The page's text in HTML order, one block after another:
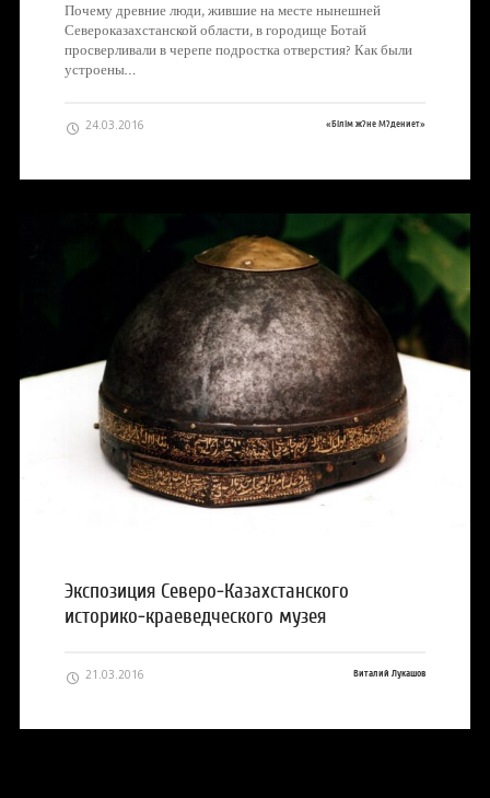
Почему древние люди, жившие на месте нынешней
Североказахстанской области, в городище Ботай
просверливали в черепе подростка отверстия? Как были
устроены…
24.03.2016 «Білім ж?не М?дениет»
Экспозиция Северо-Казахстанского
историко-краеведческого музея
21.03.2016 Виталий Лукашов